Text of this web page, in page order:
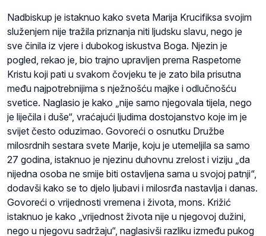
Nadbiskup je istaknuo kako sveta Marija Krucifiksa svojim
služenjem nije tražila priznanja niti ljudsku slavu, nego je
sve činila iz vjere i dubokog iskustva Boga. Njezin je
pogled, rekao je, bio trajno upravljen prema Raspetome
Kristu koji pati u svakom čovjeku te je zato bila prisutna
među najpotrebnijima s nježnošću majke i odlučnošću
svetice. Naglasio je kako „nije samo njegovala tijela, nego
je liječila i duše“, vraćajući ljudima dostojanstvo koje im je
svijet često oduzimao. Govoreći o osnutku Družbe
milosrdnih sestara svete Marije, koju je utemeljila sa samo
27 godina, istaknuo je njezinu duhovnu zrelost i viziju „da
nijedna osoba ne smije biti ostavljena sama u svojoj patnji“,
dodavši kako se to djelo ljubavi i milosrđa nastavlja i danas.
Govoreći o vrijednosti vremena i života, mons. Križić
istaknuo je kako „vrijednost života nije u njegovoj dužini,
nego u njegovu sadržaju“, naglasivši razliku između pukog